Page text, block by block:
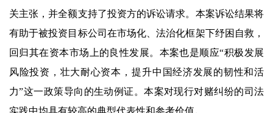
关主张，并全额支持了投资方的诉讼请求。本案诉讼结果将
有助于被投资目标公司在市场化、法治化框架下纾困自救，
回归其在资本市场上的良性发展。本案也是顺应“积极发展
风险投资，壮大耐心资本，‌提升中国经济发展的韧性和活
力”这一政策导向的生动例证。本案对现行对赌纠纷的司法
实践中均具有较高的典型代表性和参考价值。